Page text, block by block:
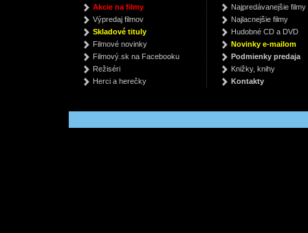
The Noise of Time
Julian Barnes
€ 7.12
A Night At The Opera
(50th Anniversary
Edition / Coloured
Vinyl)
Queen
€ 52.99
Akcie na filmy
Výpredaj filmov
Skladové tituly
Filmové novinky
Filmový.sk na Facebooku
Režiséri
Herci a herečky
Najpredávanejšie filmy
Najlacnejšie filmy
Hudobné CD a DVD
Novinky e-mailom
Podmienky predaja
Knižky, knihy
Kontakty